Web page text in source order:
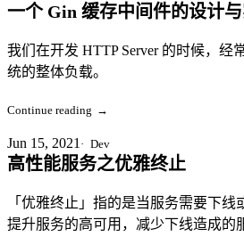
一个 Gin 缓存中间件的设计
我们在开发 HTTP Server 的时候，
统的整体负载。
Continue reading →
Jun 15, 2021 Dev
高性能服务之优雅终止
「优雅终止」指的是当服务需要下
提升服务的高可用，减少下线造成的